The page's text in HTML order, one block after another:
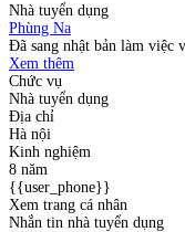
Nhà tuyển dụng
Phùng Na
Đã sang nhật bản làm việc
Xem thêm
Chức vụ
Nhà tuyển dụng
Địa chỉ
Hà nội
Kinh nghiệm
8 năm
{{user_phone}}
Xem trang cá nhân
Nhắn tin nhà tuyển dụng